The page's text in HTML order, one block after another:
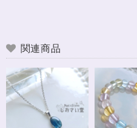
ョンが上がりました！ ラッピングも
るのが 勿体無いくらいでした！ お
うございました！ また機会があった
当にありがとうございました！
2024/12/18
関連商品